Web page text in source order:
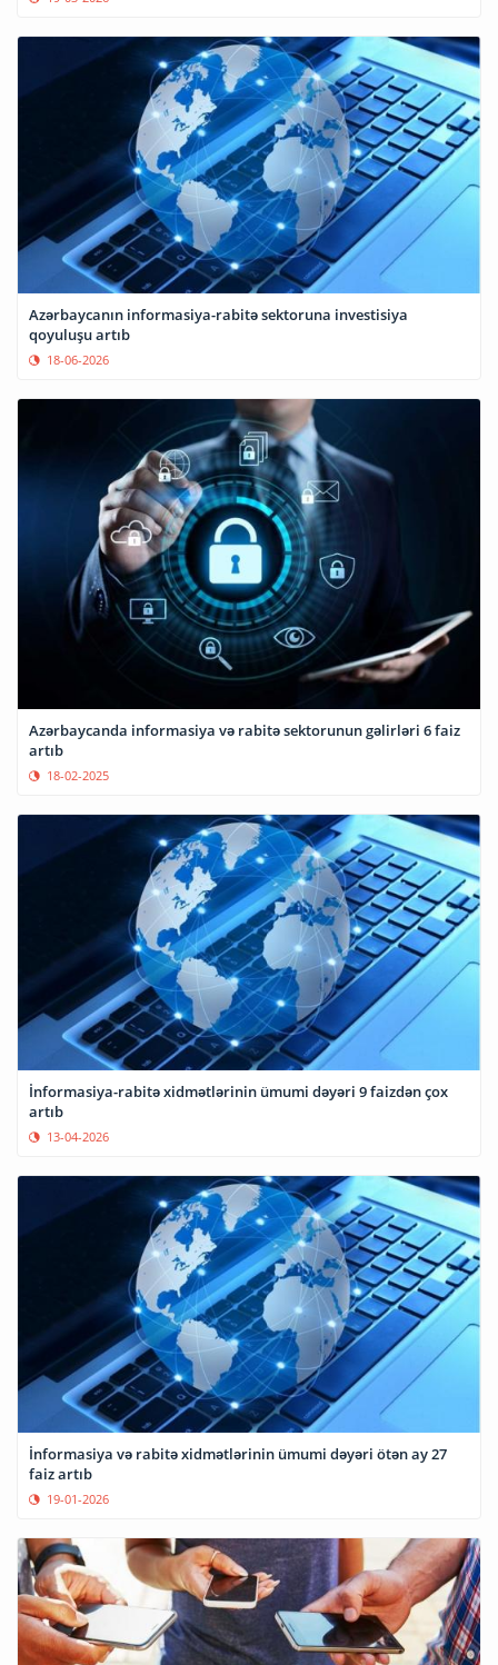
Azərbaycanın informasiya-rabitə sektoruna investisiya
qoyuluşu artıb
18-06-2026
Azərbaycanda informasiya və rabitə sektorunun gəlirləri 6 faiz
artıb
18-02-2025
İnformasiya-rabitə xidmətlərinin ümumi dəyəri 9 faizdən çox
artıb
13-04-2026
İnformasiya və rabitə xidmətlərinin ümumi dəyəri ötən ay 27
faiz artıb
19-01-2026